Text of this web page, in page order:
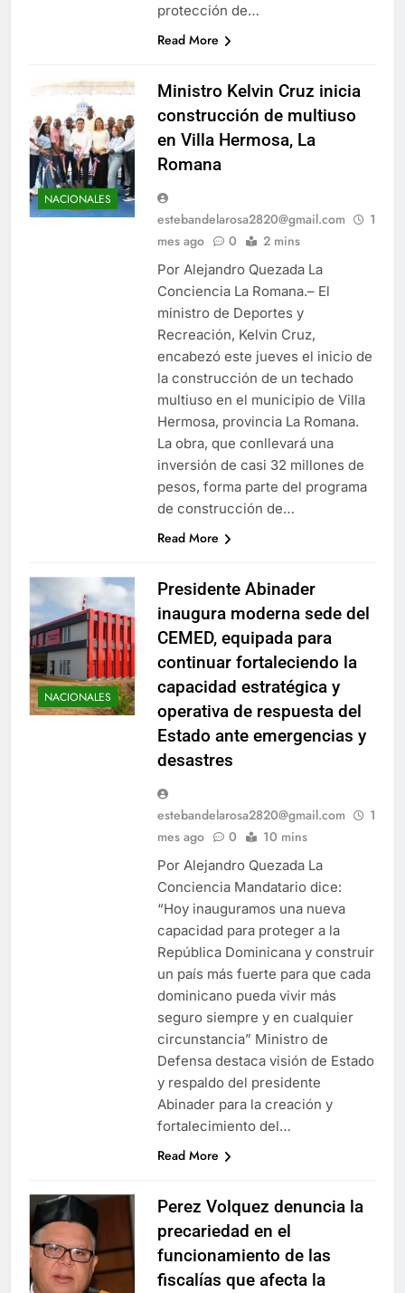
protección de…
Read More
NACIONALES
Ministro Kelvin Cruz inicia
construcción de multiuso
en Villa Hermosa, La
Romana
estebandelarosa2820@gmail.com
1
mes ago
0 2 mins
Por Alejandro Quezada La
Conciencia La Romana.– El
ministro de Deportes y
Recreación, Kelvin Cruz,
encabezó este jueves el inicio de
la construcción de un techado
multiuso en el municipio de Villa
Hermosa, provincia La Romana.
La obra, que conllevará una
inversión de casi 32 millones de
pesos, forma parte del programa
de construcción de…
Read More
NACIONALES
Presidente Abinader
inaugura moderna sede del
CEMED, equipada para
continuar fortaleciendo la
capacidad estratégica y
operativa de respuesta del
Estado ante emergencias y
desastres
estebandelarosa2820@gmail.com
1
mes ago
0 10 mins
Por Alejandro Quezada La
Conciencia Mandatario dice:
“Hoy inauguramos una nueva
capacidad para proteger a la
República Dominicana y construir
un país más fuerte para que cada
dominicano pueda vivir más
seguro siempre y en cualquier
circunstancia” Ministro de
Defensa destaca visión de Estado
y respaldo del presidente
Abinader para la creación y
fortalecimiento del…
Read More
Perez Volquez denuncia la
precariedad en el
funcionamiento de las
fiscalías que afecta la